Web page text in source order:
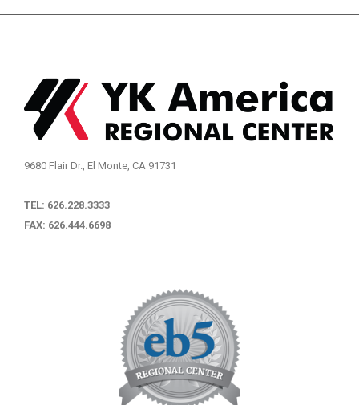
9680 Flair Dr., El Monte, CA 91731
TEL: 626.228.3333
FAX: 626.444.6698